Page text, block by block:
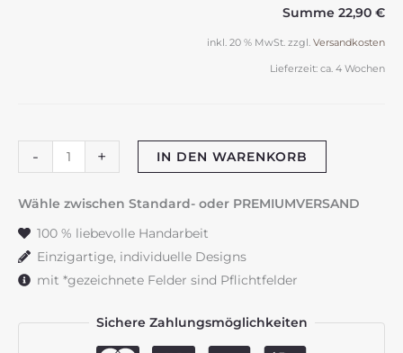
Summe 22,90 €
inkl. 20 % MwSt. zzgl. Versandkosten
Lieferzeit: ca. 4 Wochen
-
Gastgeschenke
"Magnolie"
Menge
+ IN DEN WARENKORB
Wähle zwischen Standard- oder PREMIUMVERSAND
100 % liebevolle Handarbeit
Einzigartige, individuelle Designs
mit *gezeichnete Felder sind Pflichtfelder
Sichere Zahlungsmöglichkeiten